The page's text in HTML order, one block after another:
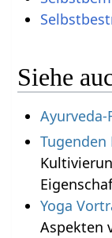
Siehe
Ayurveda-
Tugenden
Yoga
Aspekten